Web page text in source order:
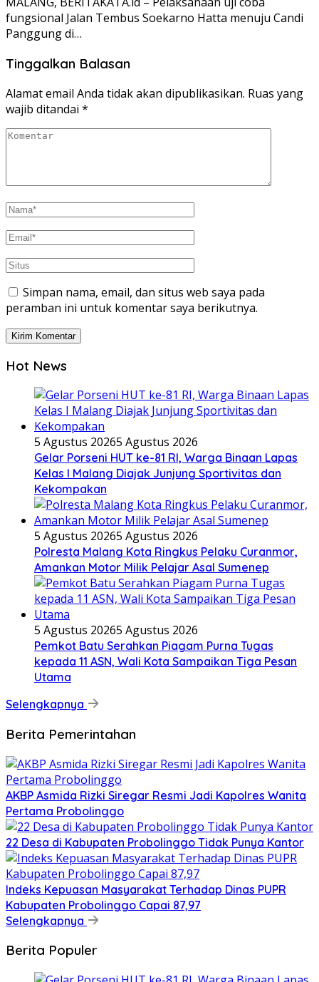
fungsional Jalan Tembus Soekarno Hatta menuju Candi
Panggung di…
Tinggalkan Balasan
Alamat email Anda tidak akan dipublikasikan. Ruas yang
wajib ditandai *
Simpan nama, email, dan situs web saya pada
peramban ini untuk komentar saya berikutnya.
Hot News
5 Agustus 20265 Agustus 2026
Gelar Porseni HUT ke-81 RI, Warga Binaan Lapas
Kelas I Malang Diajak Junjung Sportivitas dan
Kekompakan
5 Agustus 20265 Agustus 2026
Polresta Malang Kota Ringkus Pelaku Curanmor,
Amankan Motor Milik Pelajar Asal Sumenep
5 Agustus 20265 Agustus 2026
Pemkot Batu Serahkan Piagam Purna Tugas
kepada 11 ASN, Wali Kota Sampaikan Tiga Pesan
Utama
Selengkapnya
Berita Pemerintahan
AKBP Asmida Rizki Siregar Resmi Jadi Kapolres Wanita
Pertama Probolinggo
22 Desa di Kabupaten Probolinggo Tidak Punya Kantor
Indeks Kepuasan Masyarakat Terhadap Dinas PUPR
Kabupaten Probolinggo Capai 87,97
Selengkapnya
Berita Populer